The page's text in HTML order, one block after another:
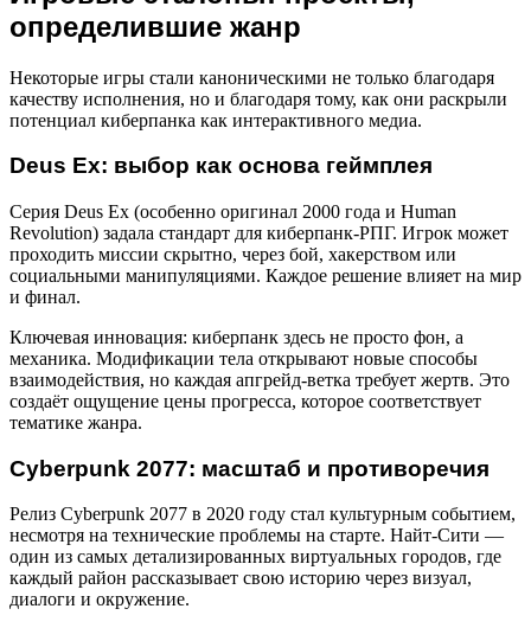
определившие жанр
Некоторые игры стали каноническими не только благодаря
качеству исполнения, но и благодаря тому, как они раскрыли
потенциал киберпанка как интерактивного медиа.
Deus Ex: выбор как основа геймплея
Серия Deus Ex (особенно оригинал 2000 года и Human
Revolution) задала стандарт для киберпанк-РПГ. Игрок может
проходить миссии скрытно, через бой, хакерством или
социальными манипуляциями. Каждое решение влияет на мир
и финал.
Ключевая инновация: киберпанк здесь не просто фон, а
механика. Модификации тела открывают новые способы
взаимодействия, но каждая апгрейд-ветка требует жертв. Это
создаёт ощущение цены прогресса, которое соответствует
тематике жанра.
Cyberpunk 2077: масштаб и противоречия
Релиз Cyberpunk 2077 в 2020 году стал культурным событием,
несмотря на технические проблемы на старте. Найт-Сити —
один из самых детализированных виртуальных городов, где
каждый район рассказывает свою историю через визуал,
диалоги и окружение.